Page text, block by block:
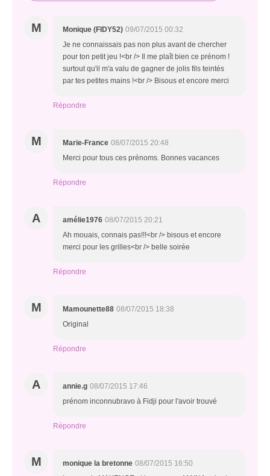
M Monique (FIDY52) 09/07/2015 00:32
Je ne connaissais pas non plus avant de chercher
pour ton petit jeu !<br /> Il me plaît bien ce prénom !
surtout qu'il m'a valu de gagner de jolis fils teintés
par tes petites mains !<br /> Bisous et encore merci
Répondre
M Marie-France 08/07/2015 20:48
Merci pour tous ces prénoms. Bonnes vacances
Répondre
A amélie1976 08/07/2015 20:21
Ah mouais, connais pas!!!<br /> bisous et encore
merci pour les grilles<br /> belle soirée
Répondre
M Mamounette88 08/07/2015 18:38
Original
Répondre
A annie.g 08/07/2015 17:46
prénom inconnubravo à Fidji pour l'avoir trouvé
Répondre
M monique la bretonne 08/07/2015 16:50